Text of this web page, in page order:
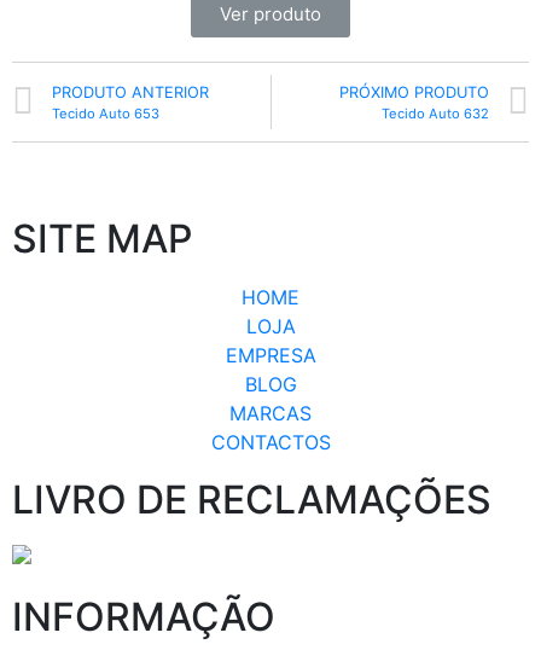
Ver produto
PRODUTO ANTERIOR
Tecido Auto 653
PRÓXIMO PRODUTO
Tecido Auto 632
SITE MAP
HOME
LOJA
EMPRESA
BLOG
MARCAS
CONTACTOS
LIVRO DE RECLAMAÇÕES
INFORMAÇÃO